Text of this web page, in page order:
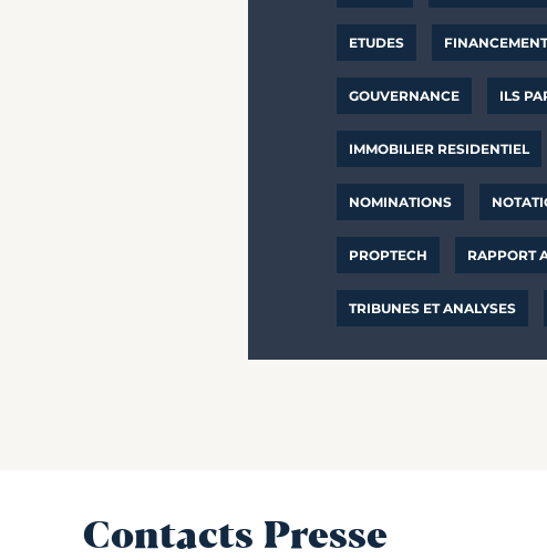
ETUDES
GOUVERNANCE ILS
IMMOBILIER RESIDENTIEL
NOMINATIONS
PROPTECH RAPPORT
TRIBUNES ET ANALYSES
Contacts Presse